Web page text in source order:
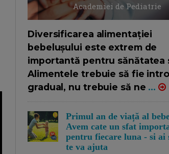
Academiei de Pediatrie
Diversificarea alimentației
bebelușului este extrem de
importantă pentru sănătatea
Alimentele trebuie să fie
gradual, nu trebuie să ne ...
Primul an de viață al
Avem cate un sfat
pentru fiecare luna - si ai
te va ajuta